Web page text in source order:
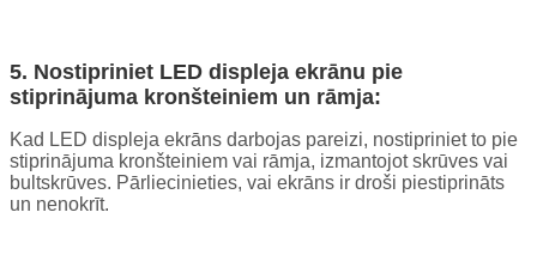
5. Nostipriniet LED displeja ekrānu pie
stiprinājuma kronšteiniem un rāmja:
Kad LED displeja ekrāns darbojas pareizi, nostipriniet to pie
stiprinājuma kronšteiniem vai rāmja, izmantojot skrūves vai
bultskrūves. Pārliecinieties, vai ekrāns ir droši piestiprināts
un nenokrīt.